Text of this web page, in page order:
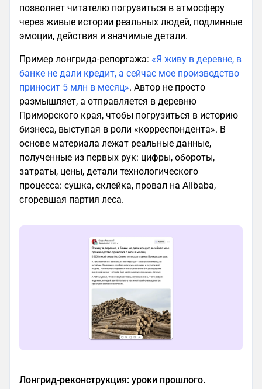
позволяет читателю погрузиться в атмосферу
через живые истории реальных людей, подлинные
эмоции, действия и значимые детали.
Пример лонгрида-репортажа: «Я живу в деревне, в
банке не дали кредит, а сейчас мое производство
приносит 5 млн в месяц». Автор не просто
размышляет, а отправляется в деревню
Приморского края, чтобы погрузиться в историю
бизнеса, выступая в роли «корреспондента». В
основе материала лежат реальные данные,
полученные из первых рук: цифры, обороты,
затраты, цены, детали технологического
процесса: сушка, склейка, провал на Alibaba,
сгоревшая партия леса.
Лонгрид-реконструкция: уроки прошлого.